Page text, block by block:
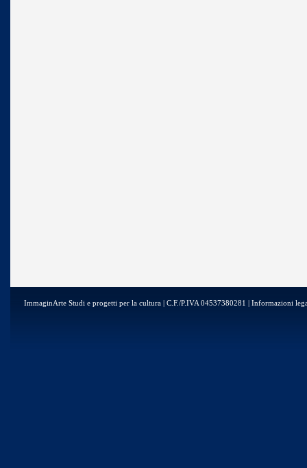
ImmaginArte Studi e progetti per la cultura | C.F./P.IVA 04537380281 | Informazioni